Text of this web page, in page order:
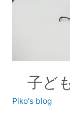
子ど
Piko's blog